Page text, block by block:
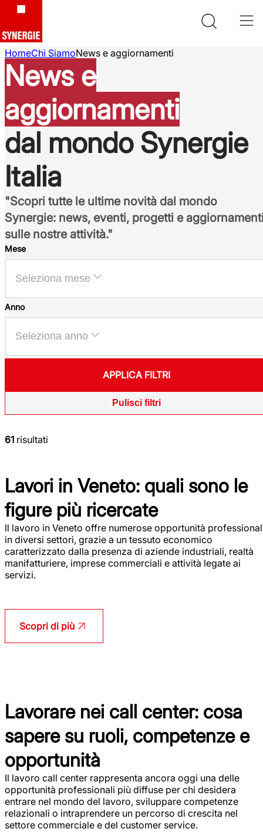
HomeChi SiamoNews e aggiornamenti
News e
aggiornamenti
dal mondo Synergie
Italia
"Scopri tutte le ultime novità dal mondo
Synergie: news, eventi, progetti e
sulle nostre attività."
Mese
Seleziona mese
Anno
Seleziona anno
APPLICA FILTRI
Pulisci filtri
61 risultati
Lavori in Veneto: quali sono le
figure più ricercate
Il lavoro in Veneto offre numerose opportunità
in diversi settori, grazie a un tessuto economico
caratterizzato dalla presenza di aziende industriali, realtà
manifatturiere, imprese commerciali e attività legate ai
servizi.
Scopri di più
Lavorare nei call center: cosa
sapere su ruoli, competenze e
opportunità
Il lavoro call center rappresenta ancora oggi una delle
opportunità professionali più diffuse per chi desidera
entrare nel mondo del lavoro, sviluppare competenze
relazionali o intraprendere un percorso di crescita nel
settore commerciale e del customer service.